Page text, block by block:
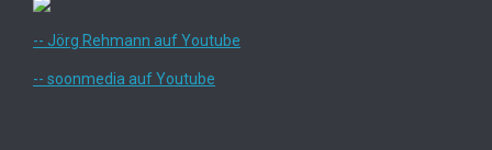
-- Jörg Rehmann auf Youtube
-- soonmedia auf Youtube